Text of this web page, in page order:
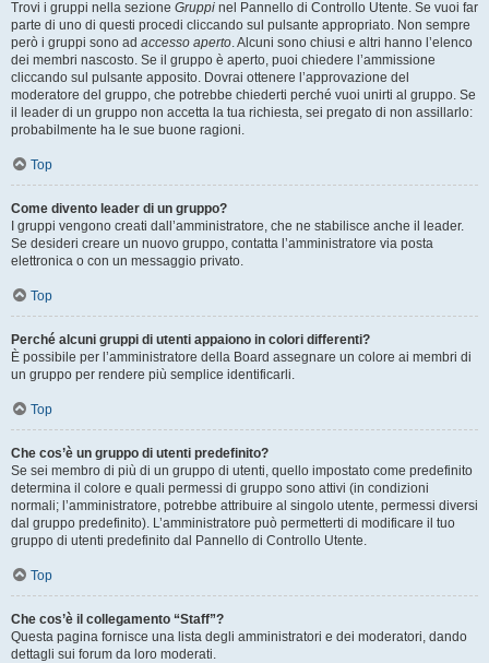
Trovi i gruppi nella sezione Gruppi nel Pannello di Controllo Utente. Se vuoi far
parte di uno di questi procedi cliccando sul pulsante appropriato. Non sempre
però i gruppi sono ad accesso aperto. Alcuni sono chiusi e altri hanno l’elenco
dei membri nascosto. Se il gruppo è aperto, puoi chiedere l’ammissione
cliccando sul pulsante apposito. Dovrai ottenere l’approvazione del
moderatore del gruppo, che potrebbe chiederti perché vuoi unirti al gruppo. Se
il leader di un gruppo non accetta la tua richiesta, sei pregato di non assillarlo:
probabilmente ha le sue buone ragioni.
Top
Come divento leader di un gruppo?
I gruppi vengono creati dall’amministratore, che ne stabilisce anche il leader.
Se desideri creare un nuovo gruppo, contatta l’amministratore via posta
elettronica o con un messaggio privato.
Top
Perché alcuni gruppi di utenti appaiono in colori differenti?
È possibile per l’amministratore della Board assegnare un colore ai membri di
un gruppo per rendere più semplice identificarli.
Top
Che cos’è un gruppo di utenti predefinito?
Se sei membro di più di un gruppo di utenti, quello impostato come predefinito
determina il colore e quali permessi di gruppo sono attivi (in condizioni
normali; l’amministratore, potrebbe attribuire al singolo utente, permessi diversi
dal gruppo predefinito). L’amministratore può permetterti di modificare il tuo
gruppo di utenti predefinito dal Pannello di Controllo Utente.
Top
Che cos’è il collegamento “Staff”?
Questa pagina fornisce una lista degli amministratori e dei moderatori, dando
dettagli sui forum da loro moderati.